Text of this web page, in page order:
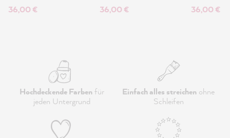
36,00 € 36,00 € 36,00 €
Hochdeckende Farbenfür
jeden Untergrund
Einfach alles streichen ohne
Schleifen